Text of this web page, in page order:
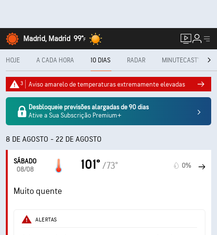
Madrid, Madrid 99°F
HOJE A CADA HORA 10 DIAS RADAR MINUTECAST®
3 Aviso amarelo de temperaturas extremamente elevadas
Desbloqueie previsões alargadas de 90 dias
Ative a Sua Subscrição Premium+
8 DE AGOSTO - 22 DE AGOSTO
SÁBADO
08/08
101° /73° 0%
Muito quente
ALERTAS